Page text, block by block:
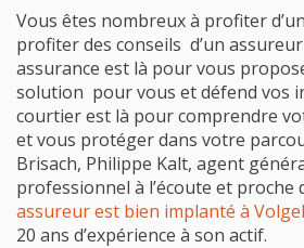
Vous êtes nombreux à profiter
profiter des conseils d’un
assurance est là pour vous
solution pour vous et défend vos
courtier est là pour comprendre
et vous protéger dans votre
Brisach, Philippe Kalt, agent
professionnel à l’écoute et proche
assureur est bien implanté à
20 ans d’expérience à son actif.